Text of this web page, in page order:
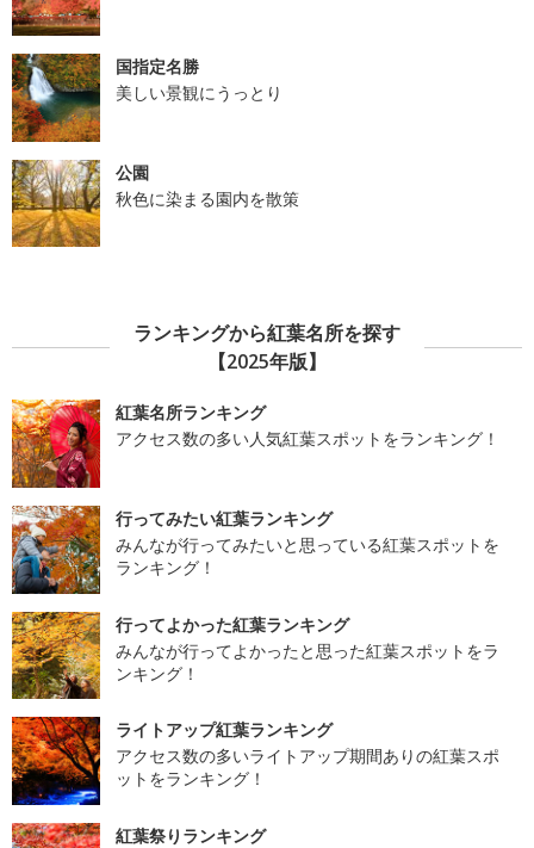
国指定名勝
美しい景観にうっとり
公園
秋色に染まる園内を散策
ランキングから紅葉名所を探す
【2025年版】
紅葉名所ランキング
アクセス数の多い人気紅葉スポットをランキング！
行ってみたい紅葉ランキング
みんなが行ってみたいと思っている紅葉スポットを
ランキング！
行ってよかった紅葉ランキング
みんなが行ってよかったと思った紅葉スポットをラ
ンキング！
ライトアップ紅葉ランキング
アクセス数の多いライトアップ期間ありの紅葉スポ
ットをランキング！
紅葉祭りランキング